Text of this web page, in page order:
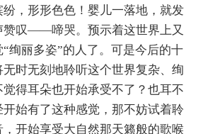
，形形色色！婴儿一落地，就发
赞叹——啼哭。预示着这世界上又
绚丽多姿”的人了。可是今后的十
时无刻地聆听这个世界复杂、绚
得耳朵也开始承受不了？也耳不
始有了这种感觉，那不妨试着聆
开始享受大自然那天籁般的歌喉